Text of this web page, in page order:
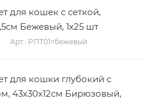
для кошек с сеткой,
Бежевый, 1х25 шт
Арт.: РПТ01=бежевый
для кошки глубокий с
43х30х12см Бирюзовый,